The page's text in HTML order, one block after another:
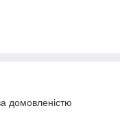
домовленістю